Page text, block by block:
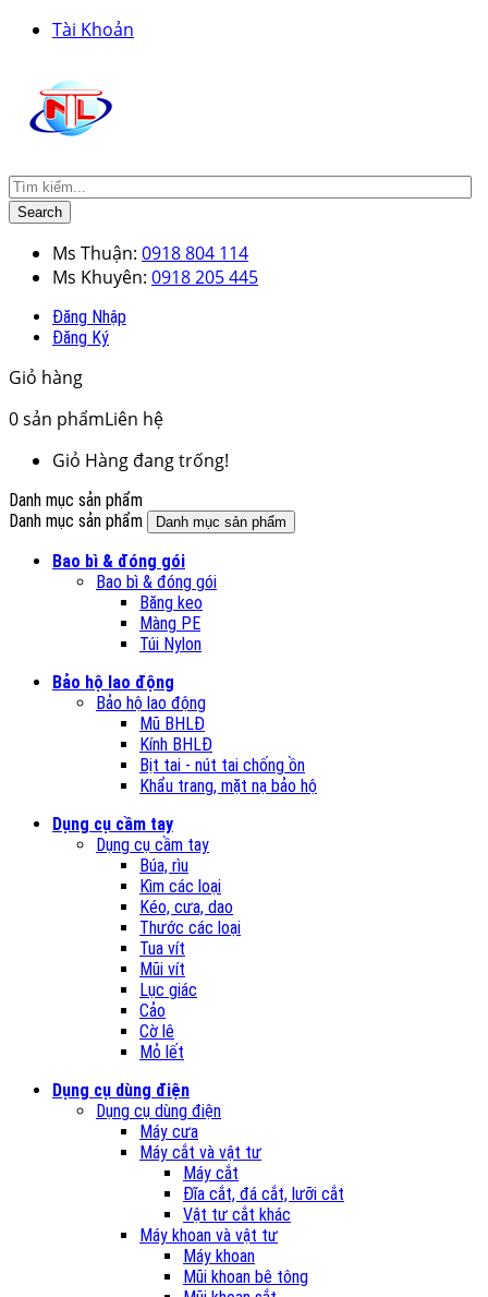
Tài Khoản
Search
Ms Thuận: 0918 804 114
Ms Khuyên: 0918 205 445
Đăng Nhập
Đăng Ký
Giỏ hàng
0sản phẩmLiên hệ
Giỏ Hàng đang trống!
Danh mục sản phẩm
Danh mục sản phẩm
Danh mục sản phẩm
Bao bì & đóng gói
Bao bì & đóng gói
Băng keo
Màng PE
Túi Nylon
Bảo hộ lao động
Bảo hộ lao động
Mũ BHLĐ
Kính BHLĐ
Bịt tai - nút tai chống ồn
Khẩu trang, mặt nạ bảo hộ
Dụng cụ cầm tay
Dụng cụ cầm tay
Búa, rìu
Kìm các loại
Kéo, cưa, dao
Thước các loại
Tua vít
Mũi vít
Lục giác
Cảo
Cờ lê
Mỏ lết
Dụng cụ dùng điện
Dụng cụ dùng điện
Máy cưa
Máy cắt và vật tư
Máy cắt
Đĩa cắt, đá cắt, lưỡi cắt
Vật tư cắt khác
Máy khoan và vật tư
Máy khoan
Mũi khoan bê tông